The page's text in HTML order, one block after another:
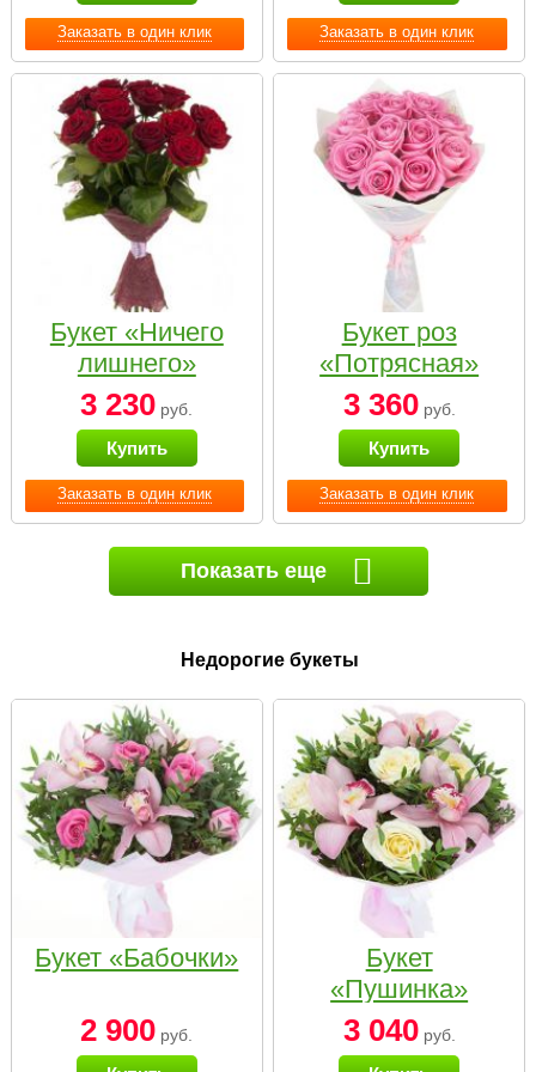
Заказать в один клик Заказать в один клик
Заказать в один клик
Букет «Ничего
лишнего»
3 230 руб.
Купить
Заказать в один клик
Букет роз
«Потрясная»
3 360руб.
Купить
Показать еще
Недорогие букеты
Букет «Бабочки»
2 900 руб.
Букет
«Пушинка»
3 040руб.